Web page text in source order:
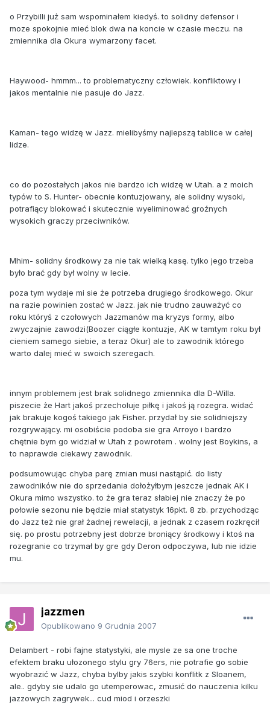
o Przybilli już sam wspominałem kiedyś. to solidny defensor i
moze spokojnie mieć blok dwa na koncie w czasie meczu. na
zmiennika dla Okura wymarzony facet.
Haywood- hmmm... to problematyczny człowiek. konfliktowy i
jakos mentalnie nie pasuje do Jazz.
Kaman- tego widzę w Jazz. mielibyśmy najlepszą tablice w całej
lidze.
co do pozostałych jakos nie bardzo ich widzę w Utah. a z moich
typów to S. Hunter- obecnie kontuzjowany, ale solidny wysoki,
potrafiący blokować i skutecznie wyeliminować groźnych
wysokich graczy przeciwników.
Mhim- solidny środkowy za nie tak wielką kasę. tylko jego trzeba
było brać gdy był wolny w lecie.
poza tym wydaje mi sie że potrzeba drugiego środkowego. Okur
na razie powinien zostać w Jazz. jak nie trudno zauważyć co
roku któryś z czołowych Jazzmanów ma kryzys formy, albo
zwyczajnie zawodzi(Boozer ciągłe kontuzje, AK w tamtym roku był
cieniem samego siebie, a teraz Okur) ale to zawodnik którego
warto dalej mieć w swoich szeregach.
innym problemem jest brak solidnego zmiennika dla D-Willa.
piszecie że Hart jakoś przecholuje piłkę i jakoś ją rozegra. widać
jak brakuje kogoś takiego jak Fisher. przydał by sie solidniejszy
rozgrywający. mi osobiście podoba sie gra Arroyo i bardzo
chętnie bym go widział w Utah z powrotem . wolny jest Boykins, a
to naprawde ciekawy zawodnik.
podsumowując chyba parę zmian musi nastąpić. do listy
zawodników nie do sprzedania dołożyłbym jeszcze jednak AK i
Okura mimo wszystko. to że gra teraz słabiej nie znaczy że po
połowie sezonu nie będzie miał statystyk 16pkt. 8 zb. przychodząc
do Jazz też nie grał żadnej rewelacji, a jednak z czasem rozkręcił
się. po prostu potrzebny jest dobrze broniący środkowy i ktoś na
rozegranie co trzymał by gre gdy Deron odpoczywa, lub nie idzie
mu.
jazzmen
Opublikowano 9 Grudnia 2007
Delambert - robi fajne statystyki, ale mysle ze sa one troche
efektem braku ułozonego stylu gry 76ers, nie potrafie go sobie
wyobrazić w Jazz, chyba bylby jakis szybki konflitk z Sloanem,
ale.. gdyby sie udalo go utemperowac, zmusić do nauczenia kilku
jazzowych zagrywek... cud miod i orzeszki